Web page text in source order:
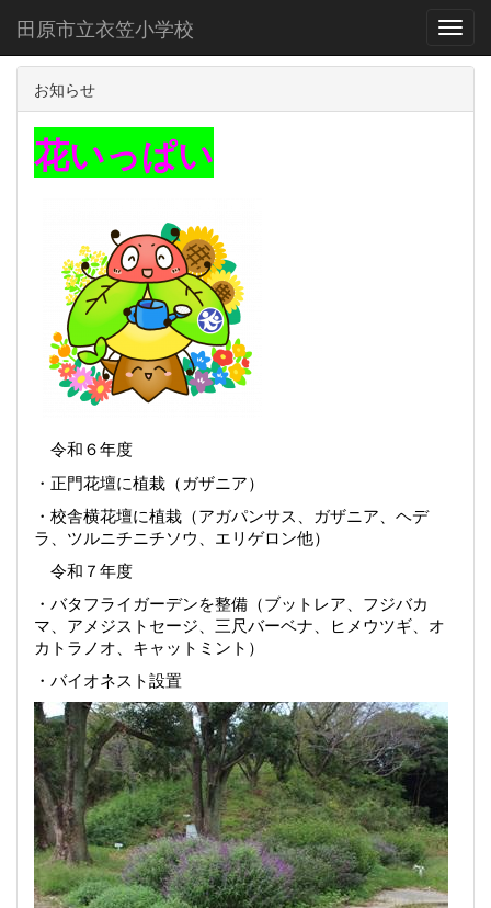
田原市立衣笠小学校
お知らせ
花いっぱい
令和６年度
・正門花壇に植栽（ガザニア）
・校舎横花壇に植栽（アガパンサス、ガザニア、ヘデ
ラ、ツルニチニチソウ、エリゲロン他）
令和７年度
・バタフライガーデンを整備（ブットレア、フジバカ
マ、アメジストセージ、三尺バーベナ、ヒメウツギ、オ
カトラノオ、キャットミント）
・バイオネスト設置